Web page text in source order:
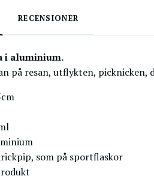
RECENSIONER
i aluminium.
på resan, utflykten, picknicken,
som på sportflaskor